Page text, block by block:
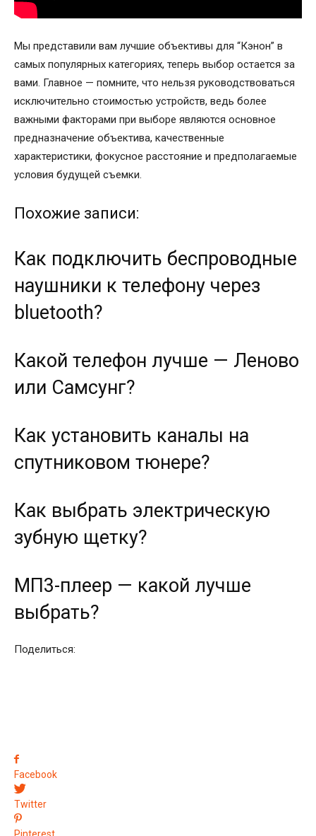
Мы представили вам лучшие объективы для “Кэнон” в
самых популярных категориях, теперь выбор остается за
вами. Главное — помните, что нельзя руководствоваться
исключительно стоимостью устройств, ведь более
важными факторами при выборе являются основное
предназначение объектива, качественные
характеристики, фокусное расстояние и предполагаемые
условия будущей съемки.
Похожие записи:
Как подключить беспроводные
наушники к телефону через
bluetooth?
Какой телефон лучше — Леново
или Самсунг?
Как установить каналы на
спутниковом тюнере?
Как выбрать электрическую
зубную щетку?
МП3-плеер — какой лучше
выбрать?
Поделиться:
Facebook
Twitter